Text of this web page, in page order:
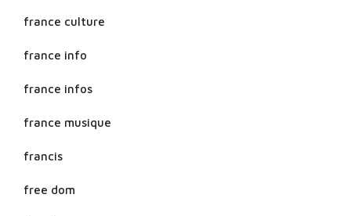
france culture
france info
france infos
france musique
francis
free dom